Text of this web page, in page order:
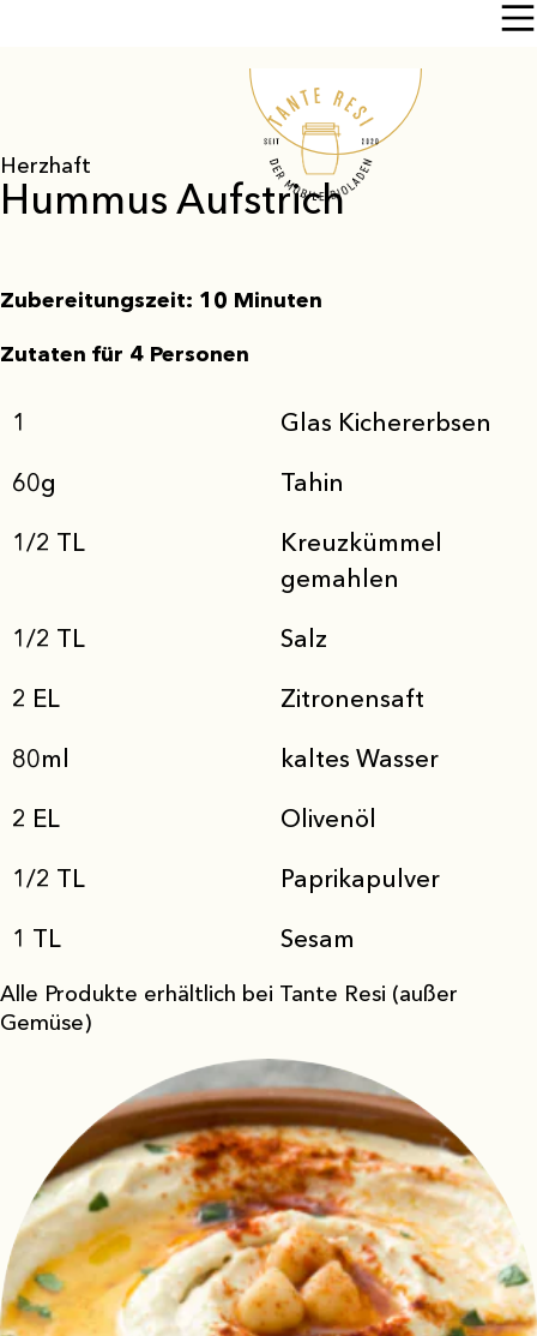
Herzhaft
Hummus Aufstrich
Zubereitungszeit: 10 Minuten
​Zutaten für 4 Personen
1
Glas Kichererbsen
60g
Tahin
1/2 TL
Kreuzkümmel
gemahlen
1/2 TL
Salz
2 EL
Zitronensaft
80ml
kaltes Wasser
2 EL
Olivenöl
1/2 TL
Paprikapulver
1 TL
Sesam
Alle Produkte erhältlich bei Tante Resi (außer
Gemüse)